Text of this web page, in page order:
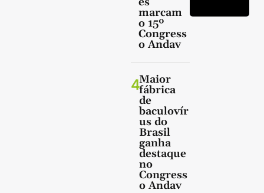
marcam
o 15º
Congress
o Andav
4Maior
fábrica
de
baculovír
us do
Brasil
ganha
destaque
no
Congress
o Andav